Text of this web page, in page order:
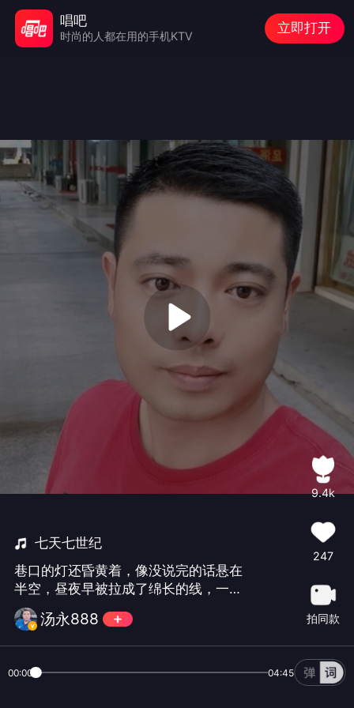
七天七世纪
巷口的灯还昏黄着，像没说完的话悬在
半空，昼夜早被拉成了绵长的线，一
天，竟漫长得像一整个世纪。一首七天
七世纪，送给大家，提前祝七夕节快乐
呦！同时祝七夕节生日的诺梦，能够永
#
汤永888
9.4k
247
拍同款
00:00 04:45
唱吧
时尚的人都在用的手机KTV
立即打开